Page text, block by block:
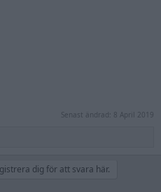
Senast ändrad: 8 April 2019
dig för att svara här.